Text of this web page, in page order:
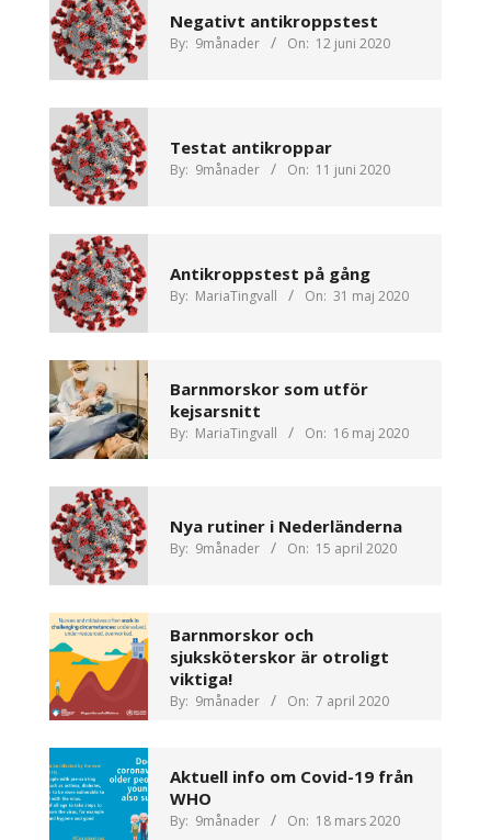
Negativt antikroppstest
By: 9månader On: 12 juni 2020
Testat antikroppar
By: 9månader On: 11 juni 2020
Antikroppstest på gång
By: MariaTingvall On: 31 maj 2020
Barnmorskor som utför
kejsarsnitt
By: MariaTingvall On: 16 maj 2020
Nya rutiner i Nederländerna
By: 9månader On: 15 april 2020
Barnmorskor och
sjuksköterskor är otroligt
viktiga!
By: 9månader On: 7 april 2020
Aktuell info om Covid-19 från
WHO
By: 9månader On: 18 mars 2020